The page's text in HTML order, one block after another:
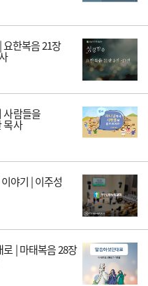
요한복음 21장
사람들을
목사
야기 | 이주성
| 마태복음 28장